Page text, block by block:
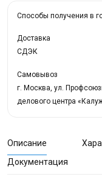
Способы получения в
Доставка
СДЭК
Самовывоз
г. Москва, ул.
делового центра
Описание
Документация